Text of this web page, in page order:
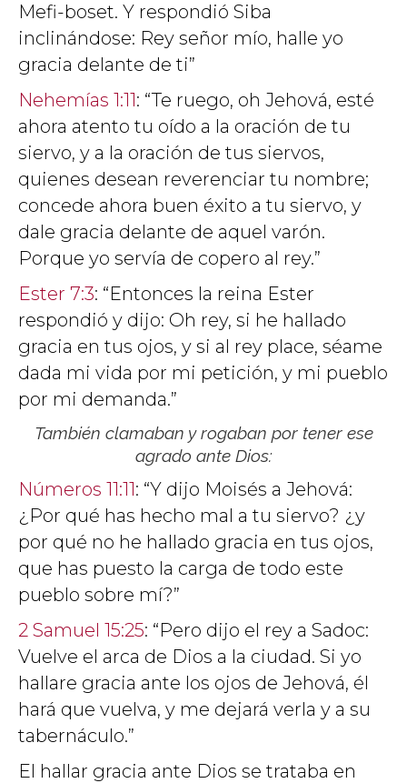
Mefi-boset. Y respondió Siba
inclinándose: Rey señor mío, halle yo
gracia delante de ti”
Nehemías 1:11: “Te ruego, oh Jehová, esté
ahora atento tu oído a la oración de tu
siervo, y a la oración de tus siervos,
quienes desean reverenciar tu nombre;
concede ahora buen éxito a tu siervo, y
dale gracia delante de aquel varón.
Porque yo servía de copero al rey.”
Ester 7:3: “Entonces la reina Ester
respondió y dijo: Oh rey, si he hallado
gracia en tus ojos, y si al rey place, séame
dada mi vida por mi petición, y mi pueblo
por mi demanda.”
También clamaban y rogaban por tener ese
agrado ante Dios:
Números 11:11: “Y dijo Moisés a Jehová:
¿Por qué has hecho mal a tu siervo? ¿y
por qué no he hallado gracia en tus ojos,
que has puesto la carga de todo este
pueblo sobre mí?”
2 Samuel 15:25: “Pero dijo el rey a Sadoc:
Vuelve el arca de Dios a la ciudad. Si yo
hallare gracia ante los ojos de Jehová, él
hará que vuelva, y me dejará verla y a su
tabernáculo.”
El hallar gracia ante Dios se trataba en